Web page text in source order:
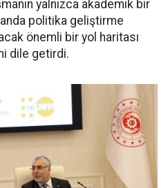
yalnızca akademik bir
politika geliştirme
önemli bir yol haritası
dile getirdi.